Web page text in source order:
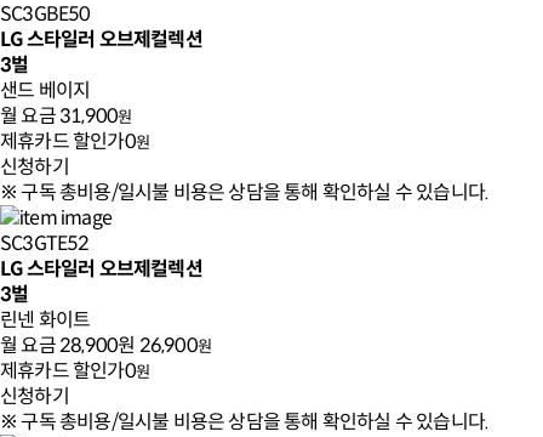
SC3GBE50
LG 스타일러 오브제컬렉션
3벌
샌드 베이지
월 요금31,900원
제휴카드 할인가0원
신청하기
※ 구독 총비용/일시불 비용은 상담을 통해 확인하실 수 있습니다.
SC3GTE52
LG 스타일러 오브제컬렉션
3벌
린넨 화이트
월 요금28,900원 26,900원
제휴카드 할인가0원
신청하기
※ 구독 총비용/일시불 비용은 상담을 통해 확인하실 수 있습니다.